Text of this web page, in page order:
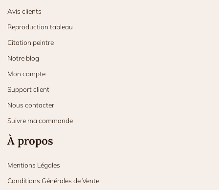
Avis clients
Reproduction tableau
Citation peintre
Notre blog
Mon compte
Support client
Nous contacter
Suivre ma commande
À propos
Mentions Légales
Conditions Générales de Vente